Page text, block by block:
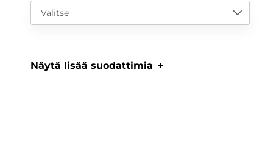
Valitse
Näytä lisää suodattimia